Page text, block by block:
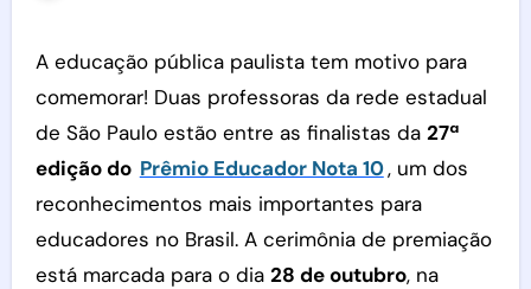
A educação pública paulista tem motivo para
comemorar! Duas professoras da rede estadual
de São Paulo estão entre as finalistas da 27ª
edição do Prêmio Educador Nota 10, um dos
reconhecimentos mais importantes para
educadores no Brasil. A cerimônia de premiação
está marcada para o dia 28 de outubro, na